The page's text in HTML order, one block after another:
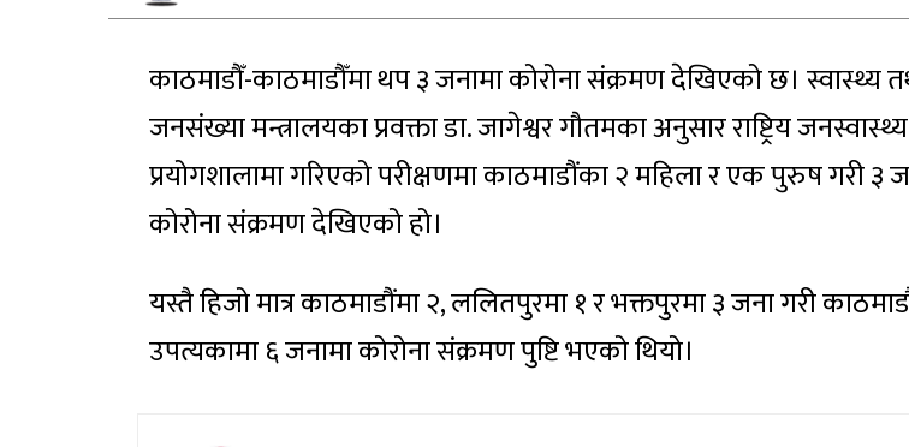
काठमाडौँ-काठमाडौँमा थप ३ जनामा कोरोना संक्रमण देखिएको छ। स्वास्थ्य
जनसंख्या मन्त्रालयका प्रवक्ता डा. जागेश्वर गौतमका अनुसार राष्ट्रिय जनस्वास्थ्य
प्रयोगशालामा गरिएको परीक्षणमा काठमाडौंका २ महिला र एक पुरुष गरी ३
कोरोना संक्रमण देखिएको हो।
यस्तै हिजो मात्र काठमाडौंमा २, ललितपुरमा १ र भक्तपुरमा ३ जना गरी
उपत्यकामा ६ जनामा कोरोना संक्रमण पुष्टि भएको थियो।